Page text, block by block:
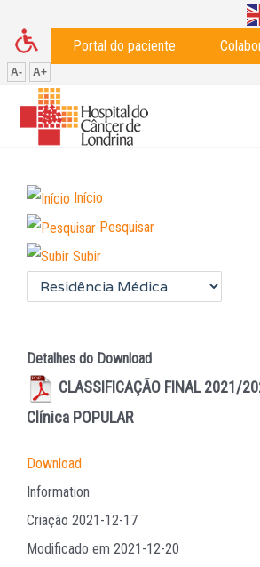
Portal do paciente
A- A+
Início
Pesquisar
Subir
Detalhes do Download
CLASSIFICAÇÃO FINAL 2021/
Clínica POPULAR
Download
Information
Criação 2021-12-17
Modificado em 2021-12-20